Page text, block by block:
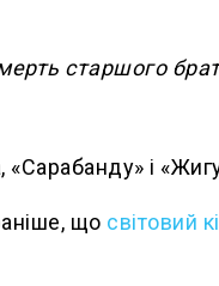
старшого
«Сарабанду» і
що світовий